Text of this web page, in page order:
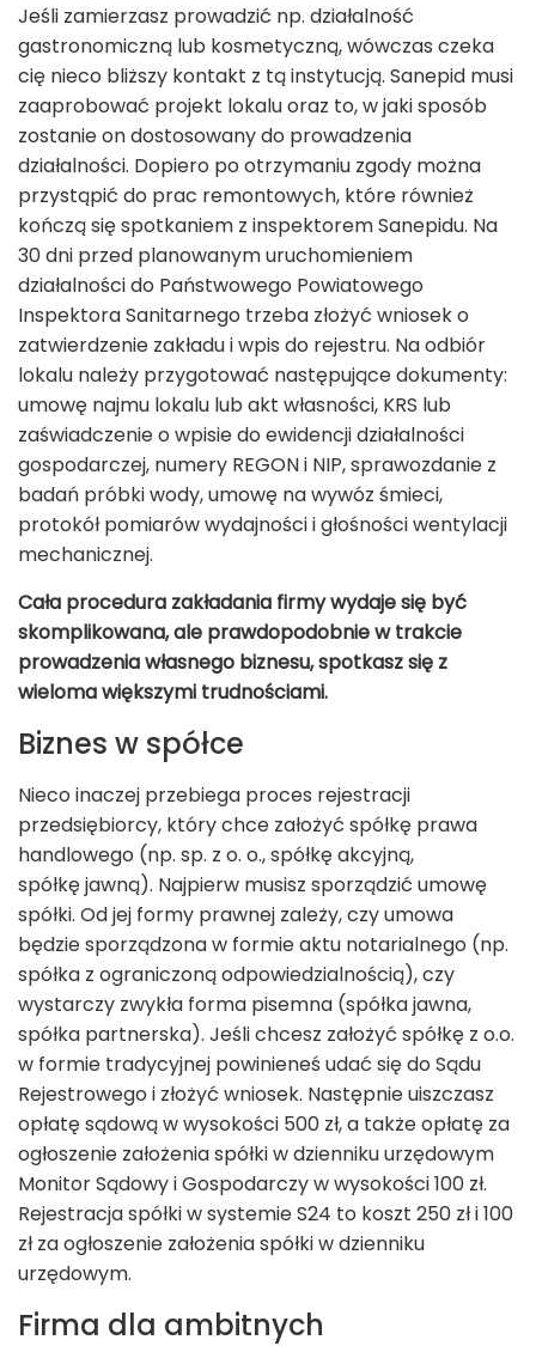
Jeśli zamierzasz prowadzić np. działalność
gastronomiczną lub kosmetyczną, wówczas czeka
cię nieco bliższy kontakt z tą instytucją. Sanepid musi
zaaprobować projekt lokalu oraz to, w jaki sposób
zostanie on dostosowany do prowadzenia
działalności. Dopiero po otrzymaniu zgody można
przystąpić do prac remontowych, które również
kończą się spotkaniem z inspektorem Sanepidu. Na
30 dni przed planowanym uruchomieniem
działalności do Państwowego Powiatowego
Inspektora Sanitarnego trzeba złożyć wniosek o
zatwierdzenie zakładu i wpis do rejestru. Na odbiór
lokalu należy przygotować następujące dokumenty:
umowę najmu lokalu lub akt własności, KRS lub
zaświadczenie o wpisie do ewidencji działalności
gospodarczej, numery REGON i NIP, sprawozdanie z
badań próbki wody, umowę na wywóz śmieci,
protokół pomiarów wydajności i głośności wentylacji
mechanicznej.
Cała procedura zakładania firmy wydaje się być
skomplikowana, ale prawdopodobnie w trakcie
prowadzenia własnego biznesu, spotkasz się z
wieloma większymi trudnościami.
Biznes w spółce
Nieco inaczej przebiega proces rejestracji
przedsiębiorcy, który chce założyć spółkę prawa
handlowego (np. sp. z o. o., spółkę akcyjną,
spółkę jawną). Najpierw musisz sporządzić umowę
spółki. Od jej formy prawnej zależy, czy umowa
będzie sporządzona w formie aktu notarialnego (np.
spółka z ograniczoną odpowiedzialnością), czy
wystarczy zwykła forma pisemna (spółka jawna,
spółka partnerska). Jeśli chcesz założyć spółkę z o.o.
w formie tradycyjnej powinieneś udać się do Sądu
Rejestrowego i złożyć wniosek. Następnie uiszczasz
opłatę sądową w wysokości 500 zł, a także opłatę za
ogłoszenie założenia spółki w dzienniku urzędowym
Monitor Sądowy i Gospodarczy w wysokości 100 zł.
Rejestracja spółki w systemie S24 to koszt 250 zł i 100
zł za ogłoszenie założenia spółki w dzienniku
urzędowym.
Firma dla ambitnych